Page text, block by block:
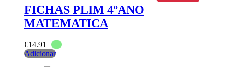
FICHAS PLIM 4ºANO
MATEMATICA
€14.91
Adicionar